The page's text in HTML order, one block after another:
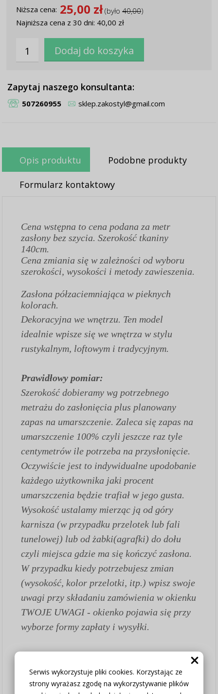
Serwis wykorzystuje pliki cookies. Korzystając ze
strony wyrażasz zgodę na wykorzystywanie plików
Niższa cena: 25,00 zł(było40,00)
Najniższa cena z 30 dni: 40,00 zł
Zapytaj naszego konsultanta:
507260955 sklep.zakostyl@gmail.com
Opis produktu Podobne produkty
Formularz kontaktowy
Cena wstępna to cena podana za metr
zasłony bez szycia. Szerokość tkaniny
140cm.
Cena zmiania się w zależności od wyboru
szerokości, wysokości i metody zawieszenia.
Zasłona półzaciemniająca w pieknych
kolorach.
Dekoracyjna we wnętrzu. Ten model
idealnie wpisze się we wnętrza w stylu
rustykalnym, loftowym i tradycyjnym.
Prawidłowy pomiar:
Szerokość dobieramy wg potrzebnego
metrażu do zasłonięcia plus planowany
zapas na umarszczenie. Zaleca się zapas na
umarszczenie 100% czyli jeszcze raz tyle
centymetrów ile potrzeba na przysłonięcie.
Oczywiście jest to indywidualne upodobanie
każdego użytkownika jaki procent
umarszczenia będzie trafiał w jego gusta.
Wysokość ustalamy mierząc ją od góry
karnisza (w przypadku przelotek lub fali
tunelowej) lub od żabki(agrafki) do dołu
czyli miejsca gdzie ma się kończyć zasłona.
W przypadku kiedy potrzebujesz zmian
(wysokość, kolor przelotki, itp.) wpisz swoje
uwagi przy składaniu zamówienia w okienku
TWOJE UWAGI - okienko pojawia się przy
wyborze formy zapłaty i wysyłki.
1.Wybierz opcję czy zasłona szyta na
wymiar czy chcesz zakupić tylko tkaninę w